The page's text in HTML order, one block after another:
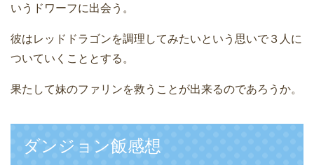
いうドワーフに出会う。
彼はレッドドラゴンを調理してみたいという思いで３人に
ついていくこととする。
果たして妹のファリンを救うことが出来るのであろうか。
ダンジョン飯感想